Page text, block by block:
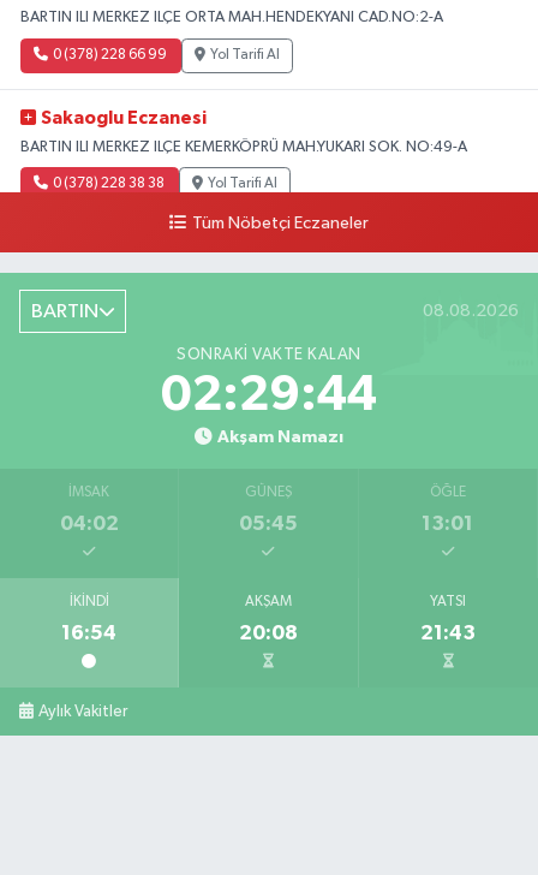
BARTIN ILI MERKEZ ILÇE ORTA MAH.HENDEKYANI CAD.NO:2-A
0 (378) 228 66 99 Yol Tarifi Al
Sakaoglu Eczanesi
BARTIN ILI MERKEZ ILÇE KEMERKÖPRÜ MAH.YUKARI SOK. NO:49-A
0 (378) 228 38 38 Yol Tarifi Al
Tüm Nöbetçi Eczaneler
BARTIN 08.08.2026
SONRAKI VAKTE KALAN
02:29:43
Akşam Namazı
İMSAK
04:02
GÜNEŞ
05:45
ÖĞLE
13:01
İKINDI
16:54
AKŞAM
20:08
YATSI
21:43
Aylık Vakitler